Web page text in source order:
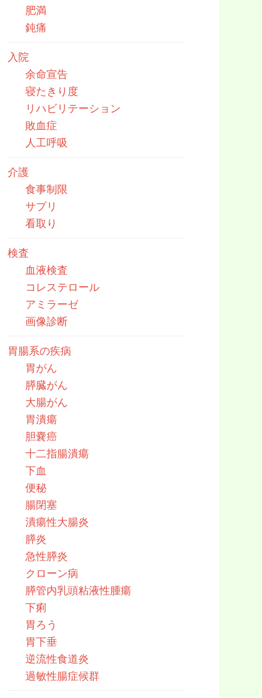
肥満
鈍痛
入院
余命宣告
寝たきり度
リハビリテーション
敗血症
人工呼吸
介護
食事制限
サプリ
看取り
検査
血液検査
コレステロール
アミラーゼ
画像診断
胃腸系の疾病
胃がん
膵臓がん
大腸がん
胃潰瘍
胆嚢癌
十二指腸潰瘍
下血
便秘
腸閉塞
潰瘍性大腸炎
膵炎
急性膵炎
クローン病
膵管内乳頭粘液性腫瘍
下痢
胃ろう
胃下垂
逆流性食道炎
過敏性腸症候群